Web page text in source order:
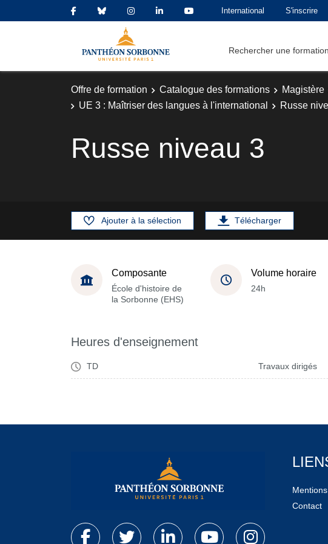
International S'inscrire
Rechercher une formation
Offre de formation Catalogue des formations Magistère
UE 3 : Maîtriser des langues à l'international
Russe
Russe niveau 3
Ajouter à la sélection Télécharger
Composante
École d'histoire de
la Sorbonne (EHS)
Volume horaire
24h
Heures d'enseignement
TD Travaux dirigés
Contact